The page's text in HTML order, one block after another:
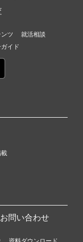
ツ
就活相談
イド
載
問い合わせ